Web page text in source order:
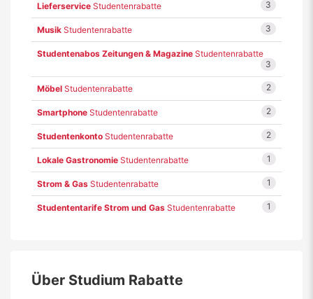
Lieferservice Studentenrabatte 3
Musik Studentenrabatte 3
Studentenabos Zeitungen & Magazine Studentenrabatte
3
Möbel Studentenrabatte 2
Smartphone Studentenrabatte 2
Studentenkonto Studentenrabatte 2
Lokale Gastronomie Studentenrabatte 1
Strom & Gas Studentenrabatte 1
Studententarife Strom und Gas Studentenrabatte 1
Über Studium Rabatte